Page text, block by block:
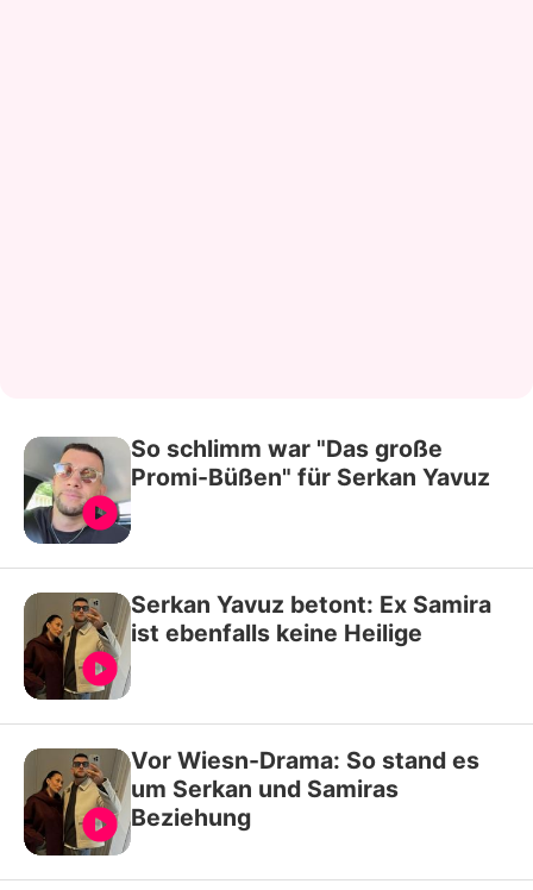
So schlimm war "Das große
Promi-Büßen" für Serkan Yavuz
Serkan Yavuz betont: Ex Samira
ist ebenfalls keine Heilige
Vor Wiesn-Drama: So stand es
um Serkan und Samiras
Beziehung